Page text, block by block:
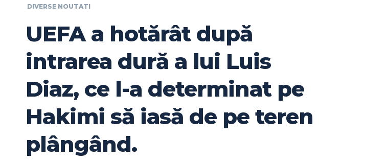
DIVERSE NOUTATI
UEFA a hotărât după
intrarea dură a lui Luis
Diaz, ce l-a determinat pe
Hakimi să iasă de pe teren
plângând.